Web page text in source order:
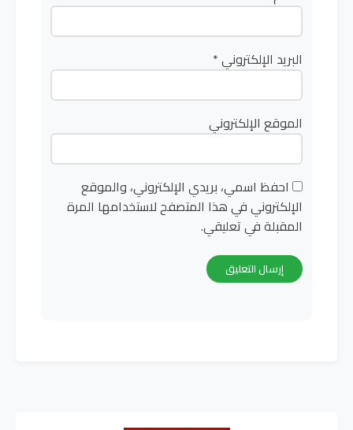
البريد الإلكتروني*
الموقع الإلكتروني
احفظ اسمي، بريدي الإلكتروني، والموقع
الإلكتروني في هذا المتصفح لاستخدامها المرة
المقبلة في تعليقي.